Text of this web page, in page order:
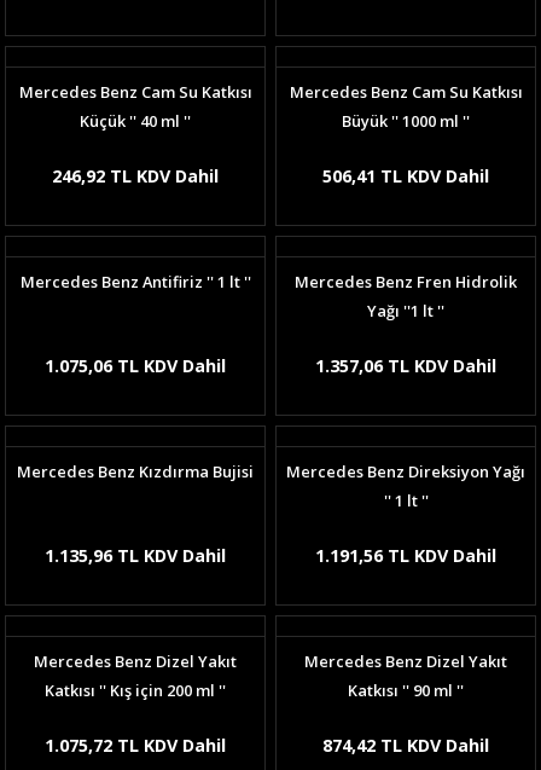
Mercedes Benz Cam Su Katkısı
Küçük '' 40 ml ''
246,92 TL KDV Dahil
Mercedes Benz Cam Su Katkısı
Büyük '' 1000 ml ''
506,41 TL KDV Dahil
Mercedes Benz Antifiriz '' 1 lt ''
1.075,06 TL KDV Dahil
Mercedes Benz Fren Hidrolik
Yağı ''1 lt ''
1.357,06 TL KDV Dahil
Mercedes Benz Kızdırma Bujisi
1.135,96 TL KDV Dahil
Mercedes Benz Direksiyon Yağı
'' 1 lt ''
1.191,56 TL KDV Dahil
Mercedes Benz Dizel Yakıt
Katkısı '' Kış için 200 ml ''
1.075,72 TL KDV Dahil
Mercedes Benz Dizel Yakıt
Katkısı '' 90 ml ''
874,42 TL KDV Dahil